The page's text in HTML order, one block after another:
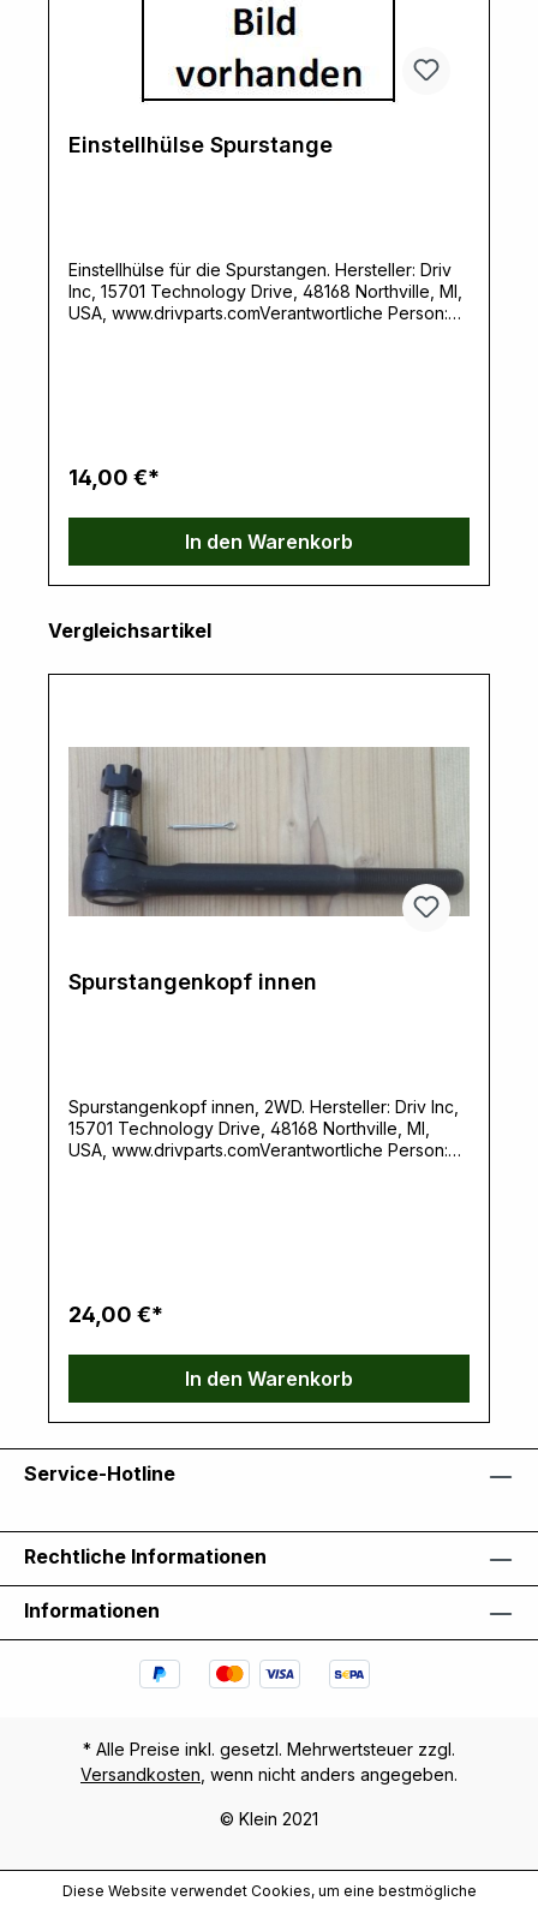
Einstellhülse Spurstange
Einstellhülse für die Spurstangen. Hersteller: Driv
Inc, 15701 Technology Drive, 48168 Northville, MI,
USA, www.drivparts.comVerantwortliche Person:
14,00 €*
In den Warenkorb
Produktgalerie überspringen
Vergleichsartikel
Spurstangenkopf innen
Spurstangenkopf innen, 2WD. Hersteller: Driv Inc,
15701 Technology Drive, 48168 Northville, MI,
USA, www.drivparts.comVerantwortliche Person:
24,00 €*
In den Warenkorb
Service-Hotline
Rechtliche Informationen
Informationen
* Alle Preise inkl. gesetzl. Mehrwertsteuer zzgl.
Versandkosten, wenn nicht anders angegeben.
© Klein 2021
Diese Website verwendet Cookies, um eine bestmögliche